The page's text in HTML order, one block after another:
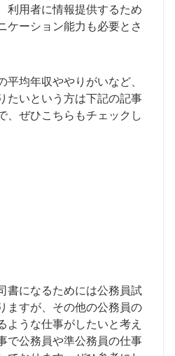
利用者に情報提供するため
ケーション能力も必要とさ
均年収ややりがいなど、
たいという方は下記の記事
、ぜひこちらもチェックし
書になるためには公務員試
ますが、その他の公務員の
ような仕事がしたいと考え
で公務員や準公務員の仕事